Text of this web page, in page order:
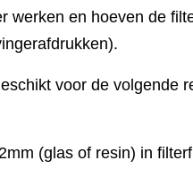
werken en hoeven de
voor de volgende
(glas of resin) in